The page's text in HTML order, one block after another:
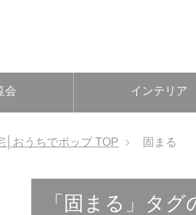
会 インテリア
│おうちでポップTOP 固まる
「固まる」タグ